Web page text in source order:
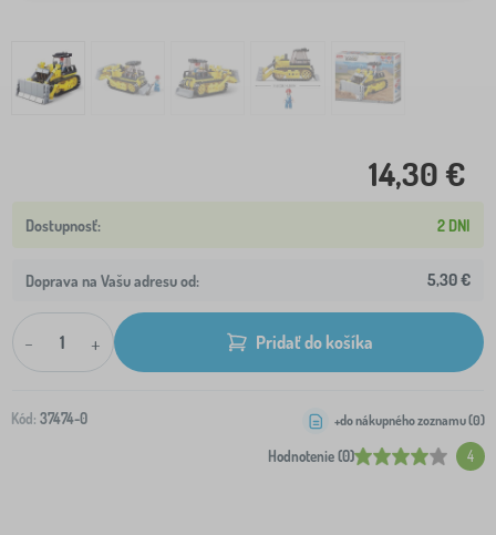
14,30 €
2 DNI
Doprava na Vašu adresu od: 5,30 €
- + Pridať do košíka
Kód: 37474-0
Hodnotenie (0) 4
+do nákupného zoznamu (0)